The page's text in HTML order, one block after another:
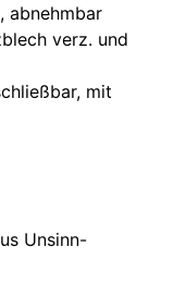
abnehmbar
verz. und
mit
Unsinn-